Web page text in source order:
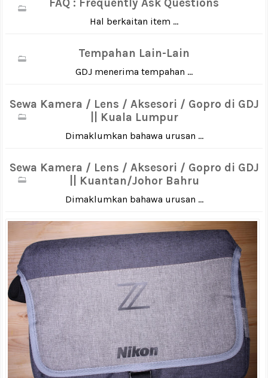
FAQ : Frequently Ask Questions
Hal berkaitan item ...
Tempahan Lain-Lain
GDJ menerima tempahan ...
Sewa Kamera / Lens / Aksesori / Gopro di GDJ
|| Kuala Lumpur
Dimaklumkan bahawa urusan ...
Sewa Kamera / Lens / Aksesori / Gopro di GDJ
|| Kuantan/Johor Bahru
Dimaklumkan bahawa urusan ...